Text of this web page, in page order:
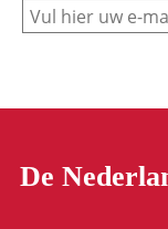
De